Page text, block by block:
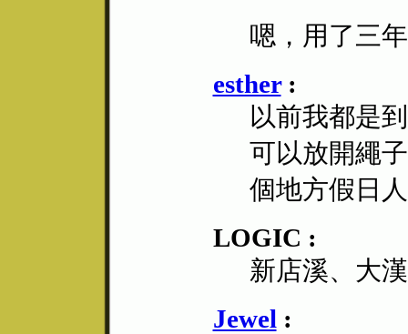
嗯，用了三
esther:
以前我都是
可以放開繩
個地方假日
LOGIC :
新店溪、大
Jewel :